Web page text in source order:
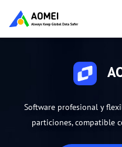
Software profesional y
particiones, compatible